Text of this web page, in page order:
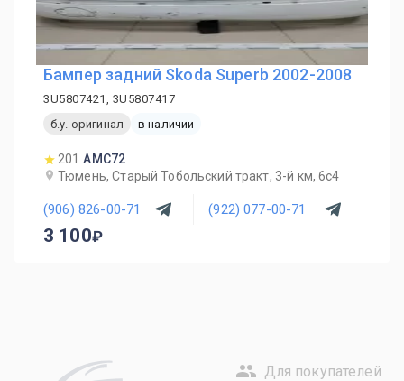
Бампер задний Skoda Superb 2002-2008
3U5807421, 3U5807417
б.у. оригинал
в наличии
201 AMC72
Тюмень, Старый Тобольский тракт, 3-й км, 6с4
(906) 826-00-71 (922) 077-00-71
3 100
Для покупателей